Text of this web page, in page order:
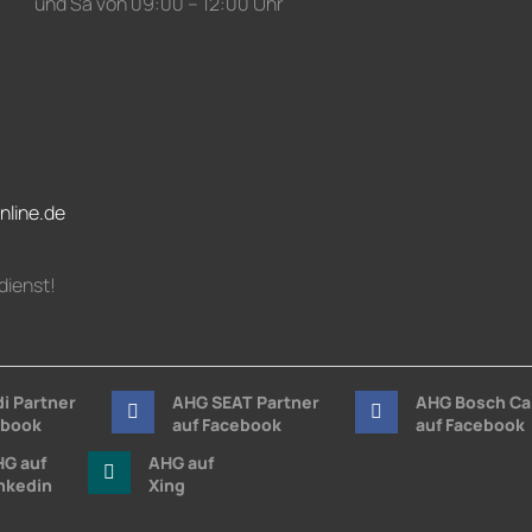
Partner
AHG SEAT Partner
auf Facebook
AHG Bosch
auf Facebook
auf
AHG auf
Xing